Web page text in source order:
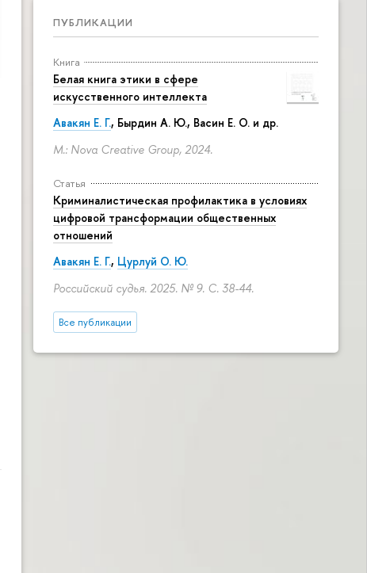
ПУБЛИКАЦИИ
Книга
Белая книга этики в сфере
искусственного интеллекта
Авакян Е. Г., Бырдин А. Ю., Васин Е. О. и др.
М.: Nova Creative Group, 2024.
Статья
Криминалистическая профилактика в условиях
цифровой трансформации общественных
отношений
Авакян Е. Г., Цурлуй О. Ю.
Российский судья. 2025. № 9. С. 38-44.
Все публикации